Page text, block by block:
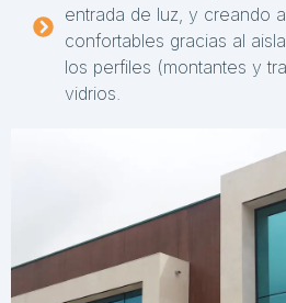
entrada de luz, y creando
confortables gracias al
los perfiles (montantes y
vidrios.